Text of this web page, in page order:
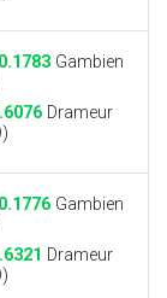
0.1783 Gambien
Drameur
0.1776 Gambien
Drameur